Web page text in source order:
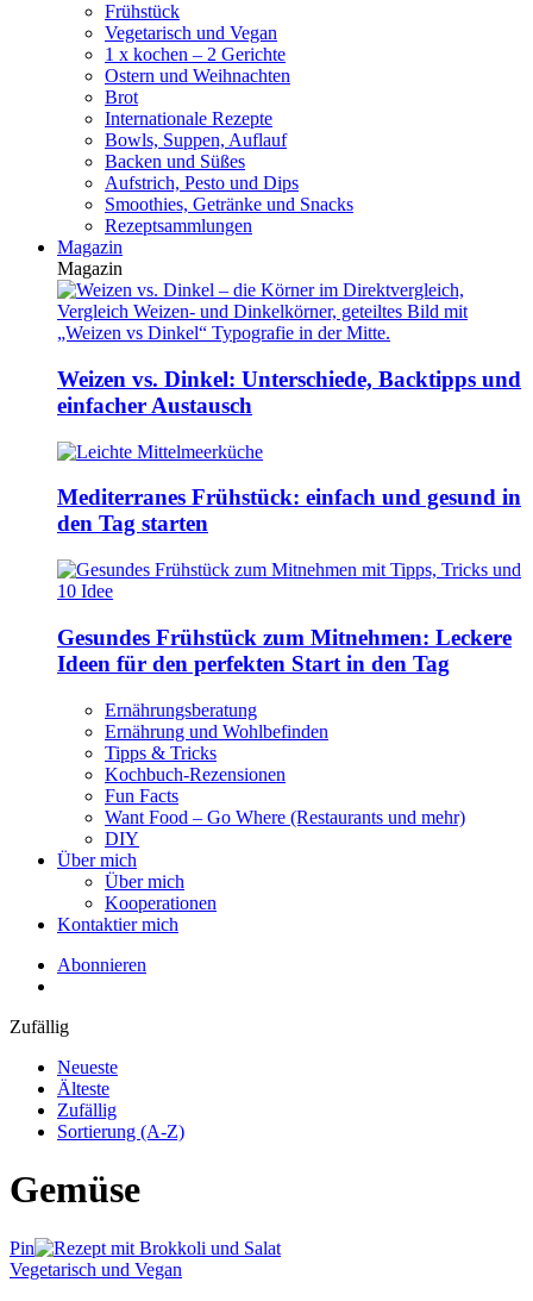
Frühstück
Vegetarisch und Vegan
1 x kochen – 2 Gerichte
Ostern und Weihnachten
Brot
Internationale Rezepte
Bowls, Suppen, Auflauf
Backen und Süßes
Aufstrich, Pesto und Dips
Smoothies, Getränke und Snacks
Rezeptsammlungen
Magazin
Magazin
Weizen vs. Dinkel: Unterschiede, Backtipps und
einfacher Austausch
Mediterranes Frühstück: einfach und gesund in
den Tag starten
Gesundes Frühstück zum Mitnehmen: Leckere
Ideen für den perfekten Start in den Tag
Ernährungsberatung
Ernährung und Wohlbefinden
Tipps & Tricks
Kochbuch-Rezensionen
Fun Facts
Want Food – Go Where (Restaurants und mehr)
DIY
Über mich
Über mich
Kooperationen
Kontaktier mich
Abonnieren
Zufällig
Neueste
Älteste
Zufällig
Sortierung (A-Z)
Gemüse
Pin
Vegetarisch und Vegan